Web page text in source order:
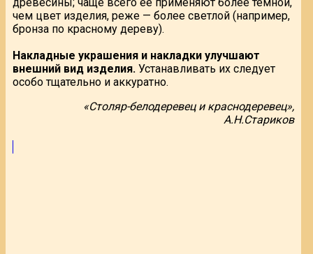
чем цвет изделия, реже — более светлой (например,
бронза по красному дереву).
Накладные украшения и накладки улучшают
внешний вид изделия. Устанавливать их следует
особо тщательно и аккуратно.
«Столяр-белодеревец и краснодеревец»,
А.Н.Стариков